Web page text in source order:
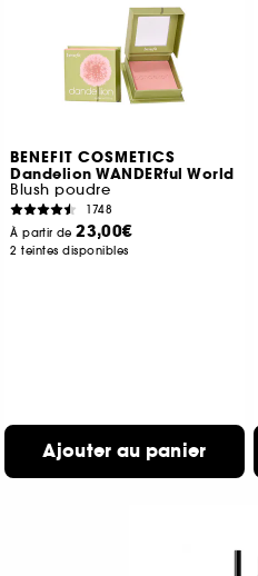
BENEFIT COSMETICS
Dandelion WANDERful World
Blush poudre
1748
À partir de23,00€
2 teintes disponibles
Ajouter au panier